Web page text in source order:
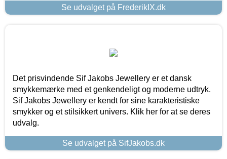
Se udvalget på FrederikIX.dk
Det prisvindende Sif Jakobs Jewellery er et dansk
smykkemærke med et genkendeligt og moderne udtryk.
Sif Jakobs Jewellery er kendt for sine karakteristiske
smykker og et stilsikkert univers. Klik her for at se deres
udvalg.
Se udvalget på SifJakobs.dk